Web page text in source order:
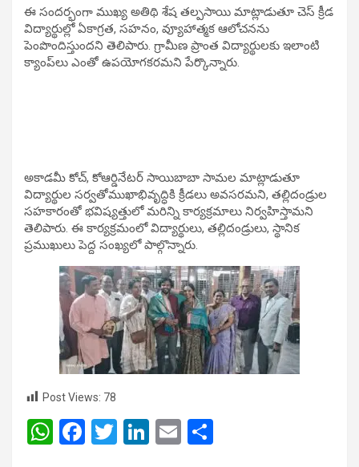
ఈ సందర్భంగా ముఖ్య అతిథి శేష తల్పసాయి మాట్లాడుతూ చెస్ క్రీడ
విద్యార్థుల్లో ఏకాగ్రత, సహనం, వ్యూహాత్మక ఆలోచనను
పెంపొందిస్తుందని తెలిపారు. గ్రామీణ ప్రాంత విద్యార్థులకు ఇలాంటి
క్యాంప్‌లు ఎంతో ఉపయోగకరమని పేర్కొన్నారు.
అకాడమీ కోచ్, కోఆర్డినేటర్ సాయిబాబా సామల మాట్లాడుతూ
విద్యార్థుల సర్వతోముఖాభివృద్ధికి క్రీడలు అవసరమని, తల్లిదండ్రుల
సహకారంతో భవిష్యత్తులో మరిన్ని కార్యక్రమాలు నిర్వహిస్తామని
తెలిపారు. ఈ కార్యక్రమంలో విద్యార్థులు, తల్లిదండ్రులు, స్థానిక
ప్రముఖులు పెద్ద సంఖ్యలో పాల్గొన్నారు.
Post Views: 78
W F
T
Li
E